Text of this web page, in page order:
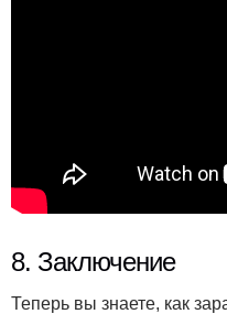
8. Заключение
Теперь вы знаете, как